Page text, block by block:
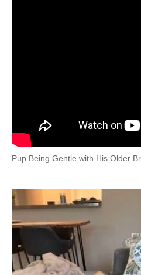
経営リーダーのコミュニティ
ITエンジニア向け専門サイト
IT製品の技術・比較・事例
製造業のIT導入・活用を支援
Pup Being Gentle with His Older